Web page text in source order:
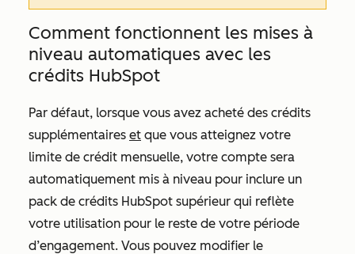
Comment fonctionnent les mises à
niveau automatiques avec les
crédits HubSpot
Par défaut, lorsque vous avez acheté des crédits
supplémentaires et que vous atteignez votre
limite de crédit mensuelle, votre compte sera
automatiquement mis à niveau pour inclure un
pack de crédits HubSpot supérieur qui reflète
votre utilisation pour le reste de votre période
d’engagement. Vous pouvez modifier le